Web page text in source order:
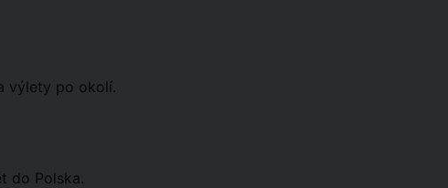
výlety po okolí.
do Polska.